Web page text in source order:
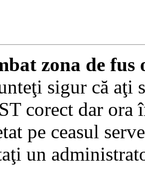
zona de
sigur că aţi
corect dar ora
pe ceasul
un